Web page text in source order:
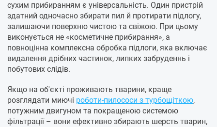
сухим прибиранням є універсальність. Один пристрій
здатний одночасно збирати пил й протирати підлогу,
залишаючи поверхню чистою та свіжою. При цьому
виконується не «косметичне прибирання», а
повноцінна комплексна обробка підлоги, яка включає
видалення дрібних частинок, липких забруденнь і
побутових слідів.
Якщо на об'єкті проживають тварини, краще
розглядати миючі роботи-пилососи з турбощіткою,
потужним двигуном та покращеною системою
фільтрації – вони ефективно збирають шерсть тварин,